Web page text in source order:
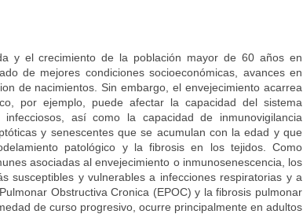
y el crecimiento de la población mayor de 60 años en
de mejores condiciones socioeconómicas, avances en
de nacimientos. Sin embargo, el envejecimiento acarrea
por ejemplo, puede afectar la capacidad del sistema
así como la capacidad de inmunovigilancia
y senescentes que se acumulan con la edad y que
patológico y la fibrosis en los tejidos. Como
asociadas al envejecimiento o inmunosenescencia, los
susceptibles y vulnerables a infecciones respiratorias y a
Obstructiva Cronica (EPOC) y la fibrosis pulmonar
de curso progresivo, ocurre principalmente en adultos